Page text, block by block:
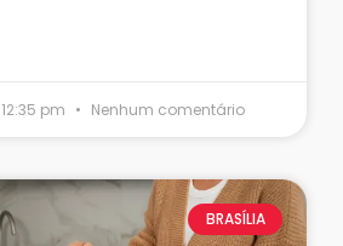
12:35 pm Nenhum comentário
BRASÍLIA